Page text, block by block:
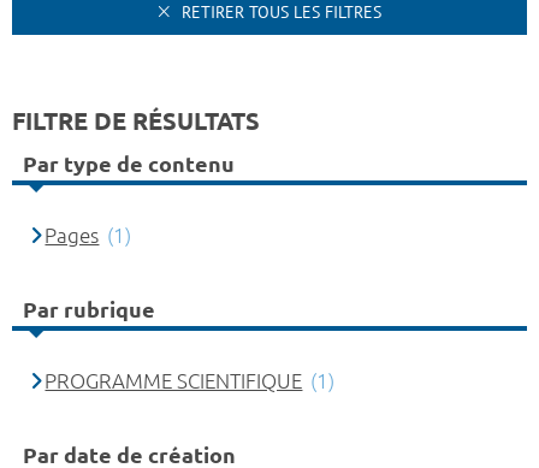
RETIRER TOUS LES FILTRES
FILTRE DE RÉSULTATS
Par type de contenu
Pages (1)
Par rubrique
PROGRAMME SCIENTIFIQUE (1)
Par date de création